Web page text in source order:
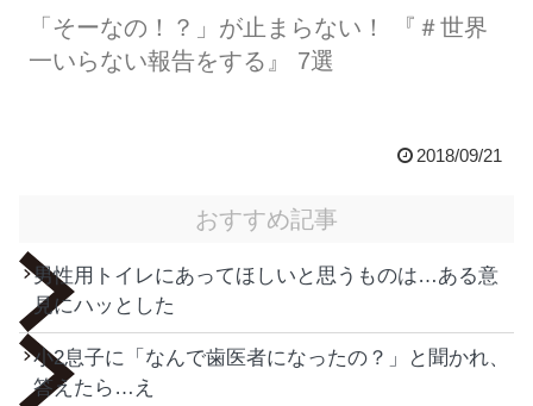
「そーなの！？」が止まらない！ 『＃世界
一いらない報告をする』 7選
2018/09/21
おすすめ記事
男性用トイレにあってほしいと思うものは…ある意
見にハッとした
小2息子に「なんで歯医者になったの？」と聞かれ、
答えたら…え